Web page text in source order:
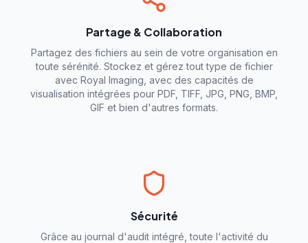
Partage & Collaboration
Partagez des fichiers au sein de votre organisation en
toute sérénité. Stockez et gérez tout type de fichier
avec Royal Imaging, avec des capacités de
visualisation intégrées pour PDF, TIFF, JPG, PNG, BMP,
GIF et bien d'autres formats.
Sécurité
Grâce au journal d'audit intégré, toute l'activité du